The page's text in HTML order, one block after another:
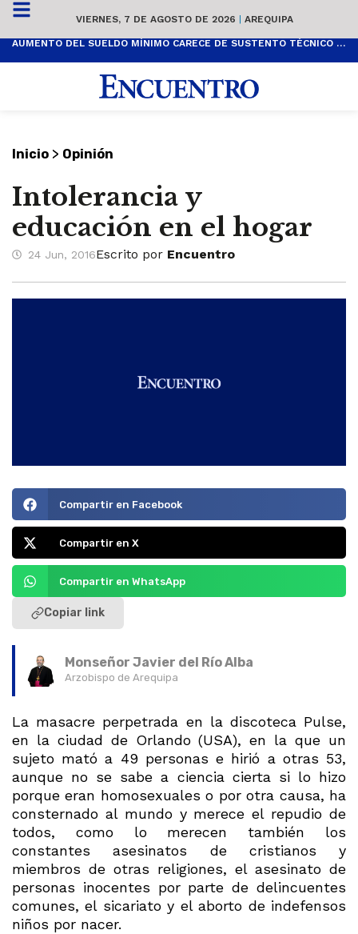
VIERNES, 7 DE AGOSTO DE 2026 | AREQUIPA
AUMENTO DEL SUELDO MÍNIMO CARECE DE SUSTENTO TÉCNICO Y ES POPULISTA
Inicio > Opinión
Intolerancia y
educación en el hogar
24 Jun, 2016Escrito por Encuentro
Compartir en Facebook
Compartir en X
Compartir en WhatsApp
Copiar link
Monseñor Javier del Río Alba
Arzobispo de Arequipa
La masacre perpetrada en la discoteca Pulse,
en la ciudad de Orlando (USA), en la que un
sujeto mató a 49 personas e hirió a otras 53,
aunque no se sabe a ciencia cierta si lo hizo
porque eran homosexuales o por otra causa, ha
consternado al mundo y merece el repudio de
todos, como lo merecen también los
constantes asesinatos de cristianos y
miembros de otras religiones, el asesinato de
personas inocentes por parte de delincuentes
comunes, el sicariato y el aborto de indefensos
niños por nacer.